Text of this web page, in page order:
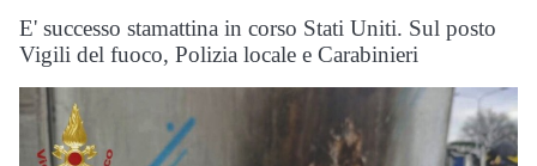
E' successo stamattina in corso Stati Uniti. Sul posto
Vigili del fuoco, Polizia locale e Carabinieri